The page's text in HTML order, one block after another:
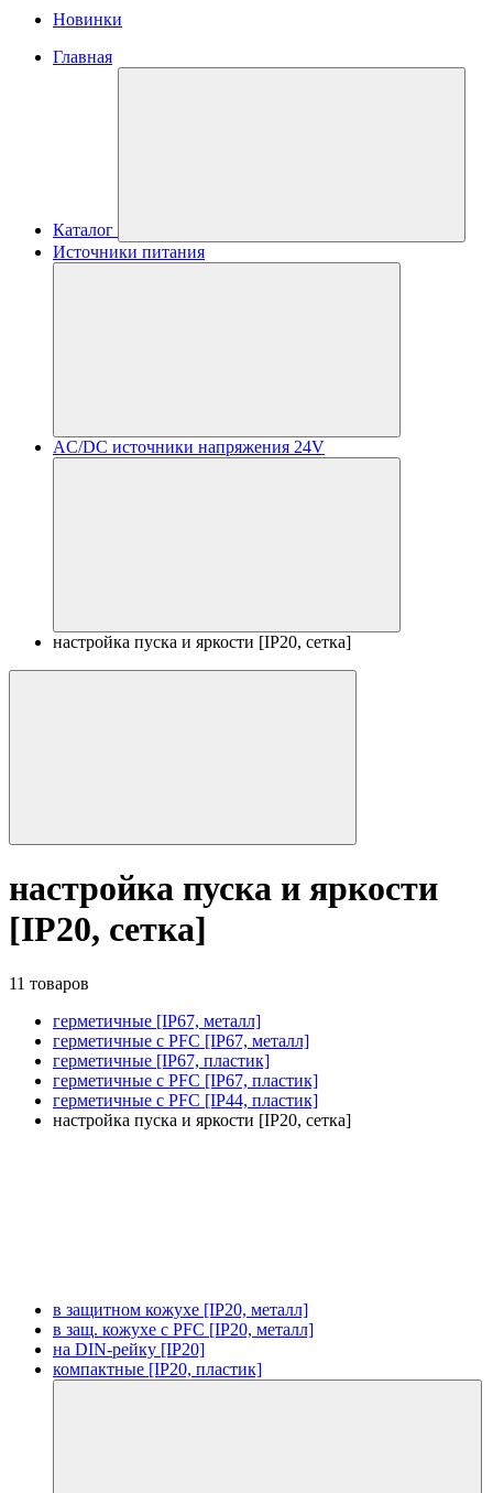
Новинки
Главная
Каталог
Источники питания
AC/DC источники напряжения 24V
настройка пуска и яркости [IP20, сетка]
настройка пуска и яркости
[IP20, сетка]
11 товаров
герметичные [IP67, металл]
герметичные с PFC [IP67, металл]
герметичные [IP67, пластик]
герметичные с PFC [IP67, пластик]
герметичные с PFC [IP44, пластик]
настройка пуска и яркости [IP20, сетка]
в защитном кожухе [IP20, металл]
в защ. кожухе с PFC [IP20, металл]
на DIN-рейку [IP20]
компактные [IP20, пластик]